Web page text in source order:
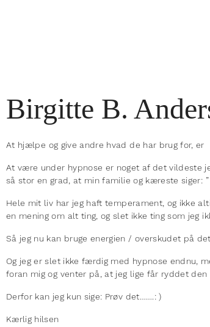
Birgitte B.
At hjælpe og give andre hvad de har brug for, er
At være under hypnose er noget af det vildeste
så stor en grad, at min familie og kæreste siger:
Hele mit liv har jeg haft temperament, og ikke
en mening om alt ting, og slet ikke ting som jeg
Så jeg nu kan bruge energien / overskudet på
Og jeg er slet ikke færdig med hypnose endnu,
foran mig og venter på, at jeg lige får ryddet
Derfor kan jeg kun sige: Prøv det…….: )
Kærlig hilsen